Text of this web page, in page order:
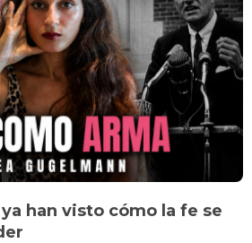
han visto cómo la fe se